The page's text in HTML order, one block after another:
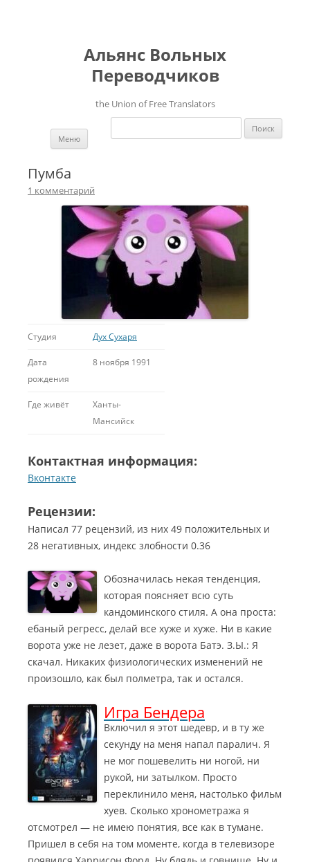
Альянс Вольных
Переводчиков
the Union of Free Translators
Найти:
Меню
Пумба
1 комментарий
Студия Дух Сухаря
Дата
рождения
8 ноября 1991
Где живёт
Ханты-
Мансийск
Контактная информация:
Вконтакте
Рецензии:
Написал 77 рецензий, из них 49 положительных и
28 негативных, индекс злобности 0.36
Обозначилась некая тенденция,
которая поясняет всю суть
кандоминского стиля. А она проста:
ебаный регресс, делай все хуже и хуже. Ни в какие
ворота уже не лезет, даже в ворота Батэ. З.Ы.: Я
скачал. Никаких физиологических изменений не
произошло, как был полметра, так и остался.
Игра Бендера
Включил я этот шедевр, и в ту же
секунду на меня напал паралич. Я
не мог пошевелить ни ногой, ни
рукой, ни затылком. Просто
переклинило меня, настолько фильм
хуев. Сколько хронометража я
отсмотрел — не имею понятия, все как в тумане.
Пришел в себя на том моменте, когда в телевизоре